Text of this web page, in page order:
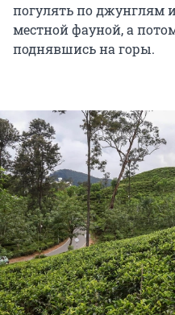
погулять по джунглям
местной фауной, а
поднявшись на горы.